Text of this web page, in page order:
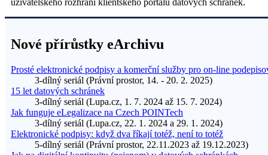
Nové přírůstky eArchivu
Prosté elektronické podpisy a komerční služby pro on-line
3-dílný seriál (Právní prostor, 14. - 20. 2. 2025)
15 let datových schránek
3-dílný seriál (Lupa.cz, 1. 7. 2024 až 15. 7. 2024)
Jak funguje eLegalizace na Czech POINTech
3-dílný seriál (Lupa.cz, 22. 1. 2024 a 29. 1. 2024)
Elektronické podpisy: když dva říkají totéž, není to totéž
5-dílný seriál (Právní prostor, 22.11.2023 až 19.12.2023)